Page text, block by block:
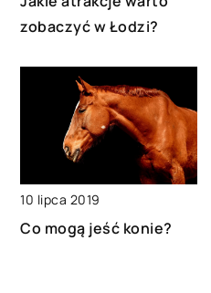
zobaczyć w Łodzi?
10 lipca 2019
Co mogą jeść konie?